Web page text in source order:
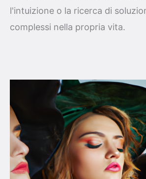
l'intuizione o la ricerca di
complessi nella propria vita.